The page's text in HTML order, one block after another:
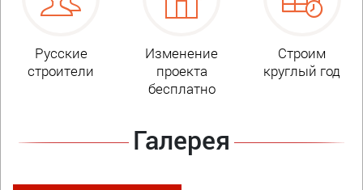
Русские
строители
Изменение
проекта
бесплатно
Строим
круглый год
Галерея